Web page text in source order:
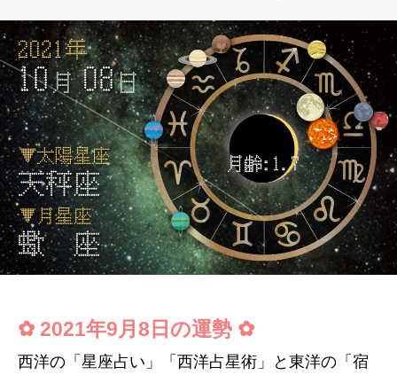
✿ 2021年9月8日の運勢 ✿
西洋の「星座占い」「西洋占星術」と東洋の「宿